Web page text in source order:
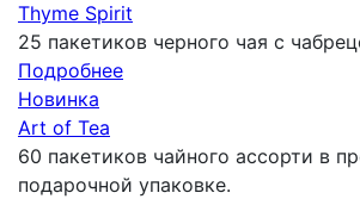
Thyme Spirit
25 пакетиков черного чая с
Подробнее
Новинка
Art of Tea
60 пакетиков чайного ассорти в
подарочной упаковке.